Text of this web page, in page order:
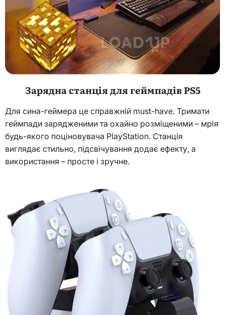
Зарядна станція для геймпадів PS5
Для сина-геймера це справжній must-have. Тримати
геймпади зарядженими та охайно розміщеними – мрія
будь-якого поціновувача PlayStation. Станція
виглядає стильно, підсвічування додає ефекту, а
використання – просте і зручне.